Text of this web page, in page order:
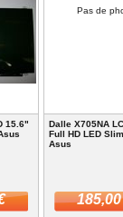
15.6"
Pas de
Dalle X705NA
Full HD LED
Asus